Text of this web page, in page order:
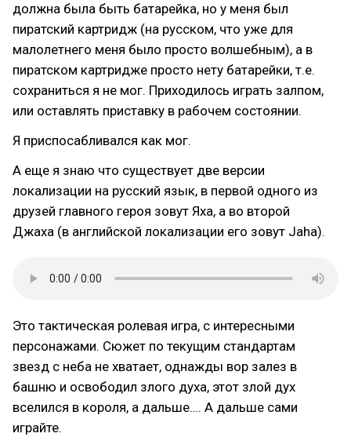
должна была быть батарейка, но у меня был
пиратский картридж (на русском, что уже для
малолетнего меня было просто волшебным), а в
пиратском картридже просто нету батарейки, т.е.
сохраниться я не мог. Приходилось играть залпом,
или оставлять приставку в рабочем состоянии.
Я приспосабливался как мог.
А еще я знаю что существует две версии
локализации на русский язык, в первой одного из
друзей главного героя зовут Яха, а во второй
Джаха (в английской локализации его зовут Jaha).
Это тактическая ролевая игра, с интересными
персонажами. Сюжет по текущим стандартам
звезд с неба не хватает, однажды вор залез в
башню и освободил злого духа, этот злой дух
вселился в короля, а дальше…. А дальше сами
играйте.